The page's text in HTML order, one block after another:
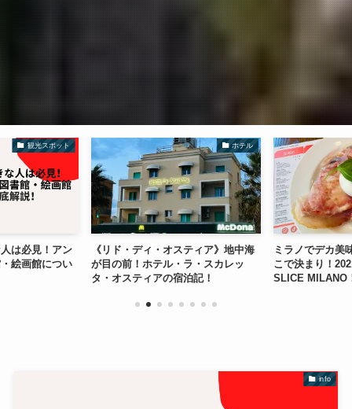
観光スポット
は必見！アン
絵画館につい
ホテル
《リド・ディ・オスティア》地中海
が目の前！ホテル・ラ・スカレッ
タ・オスティアの宿泊記！
ミラノでデカ美
こで決まり！
SLICE MILANO
info